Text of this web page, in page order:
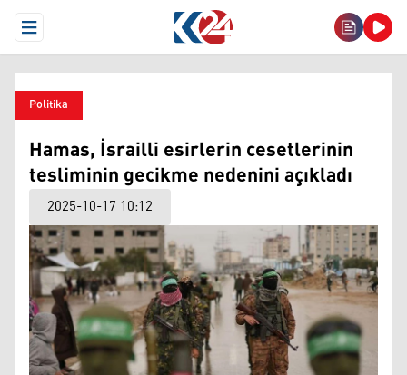
Open Menu
Politika
Hamas, İsrailli esirlerin cesetlerinin
tesliminin gecikme nedenini açıkladı
2025-10-17 10:12